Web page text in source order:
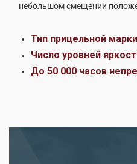
небольшом смещении
Тип прицельной
Число уровней
До 50 000 часов